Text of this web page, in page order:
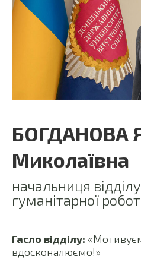
БОГДАНОВА
Миколаївна
начальниця
гуманітарної
Гасло відділу:
вдосконалюємо!»